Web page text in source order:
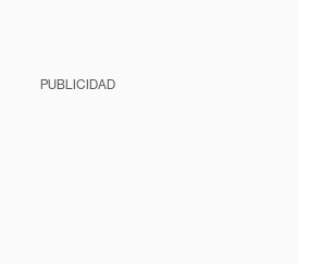
PUBLICIDAD